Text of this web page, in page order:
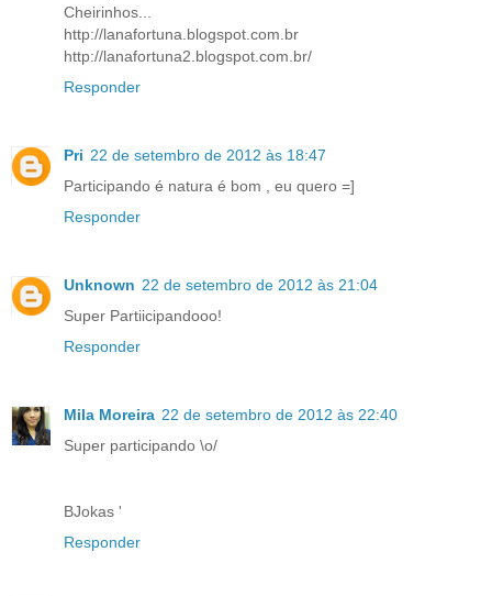
Cheirinhos...
http://lanafortuna.blogspot.com.br
http://lanafortuna2.blogspot.com.br/
Responder
Pri 22 de setembro de 2012 às 18:47
Participando é natura é bom , eu quero =]
Responder
Unknown 22 de setembro de 2012 às 21:04
Super Partiicipandooo!
Responder
Mila Moreira 22 de setembro de 2012 às 22:40
Super participando \o/
BJokas '
Responder